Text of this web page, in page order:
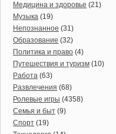
Медицина и здоровье (21)
Музыка (19)
Непознанное (31)
Образование (32)
Политика и право (4)
Путешествия и туризм (10)
Работа (63)
Развлечения (68)
Ролевые игры (4358)
Семья и быт (9)
Спорт (19)